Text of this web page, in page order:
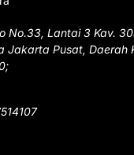
No.33, Lantai 3 Kav.
Jakarta Pusat, Daerah